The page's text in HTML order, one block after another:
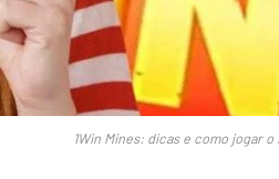
1Win Mines: dicas e como jogar o